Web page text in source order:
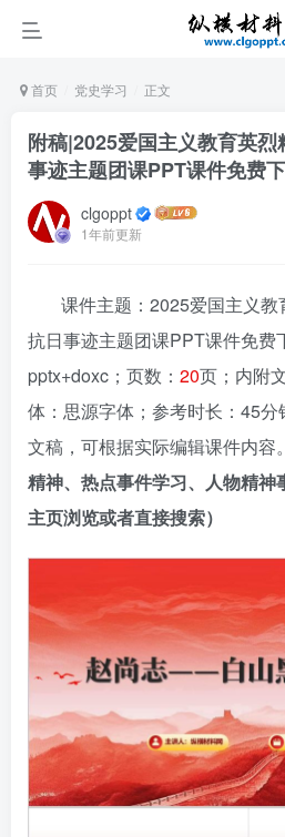
首页 党史学习 正文
附稿|2025爱国主义教育英
事迹主题团课PPT课件免费
clgoppt
1年前更新
课件主题：2025爱国主义
抗日事迹主题团课PPT课件免费
pptx+doxc；页数： 20页；内附
体：思源字体；参考时长：45
文稿，可根据实际编辑课件内容。
精神、热点事件学习、人物精
主页浏览或者直接搜索）